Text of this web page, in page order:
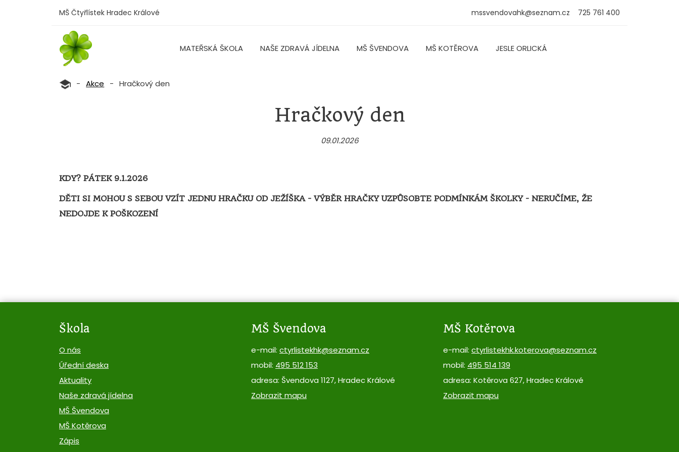
MŠ Čtyřlístek Hradec Králové mssvendovahk@seznam.cz 725 761 400
MATEŘSKÁ ŠKOLA NAŠE ZDRAVÁ JÍDELNA MŠ ŠVENDOVA MŠ KOTĚROVA JESLE ORLICKÁ
- Akce - Hračkový den
Hračkový den
09.01.2026
KDY? PÁTEK 9.1.2026
DĚTI SI MOHOU S SEBOU VZÍT JEDNU HRAČKU OD JEŽÍŠKA - VÝBĚR HRAČKY UZPŮSOBTE PODMÍNKÁM ŠKOLKY - NERUČÍME, ŽE
NEDOJDE K POŠKOZENÍ
Škola
O nás
Úřední deska
Aktuality
Naše zdravá jídelna
MŠ Švendova
MŠ Kotěrova
Zápis
MŠ Švendova
e-mail: ctyrlistekhk@seznam.cz
mobil: 495 512 153
adresa: Švendova 1127, Hradec Králové
Zobrazit mapu
MŠ Kotěrova
e-mail: ctyrlistekhk.koterova@seznam.cz
mobil: 495 514 139
adresa: Kotěrova 627, Hradec Králové
Zobrazit mapu